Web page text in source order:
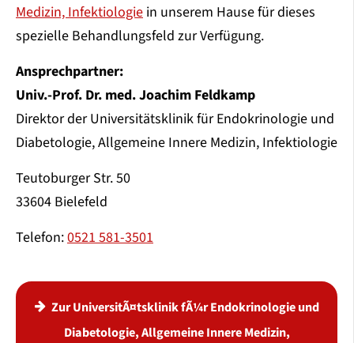
Medizin, Infektiologie in unserem Hause für dieses
spezielle Behandlungsfeld zur Verfügung.
Ansprechpartner:
Univ.-Prof. Dr. med. Joachim Feldkamp
Direktor der Universitätsklinik für Endokrinologie und
Diabetologie, Allgemeine Innere Medizin, Infektiologie
Teutoburger Str. 50
33604 Bielefeld
Telefon:0521 581-3501
Zur UniversitÃ¤tsklinik fÃ¼r Endokrinologie und
Diabetologie, Allgemeine Innere Medizin,